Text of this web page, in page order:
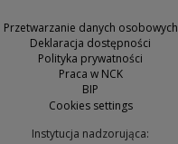
Przetwarzanie danych osobowych
Deklaracja dostępności
Polityka prywatności
Praca w NCK
BIP
Cookies settings
Instytucja nadzorująca: